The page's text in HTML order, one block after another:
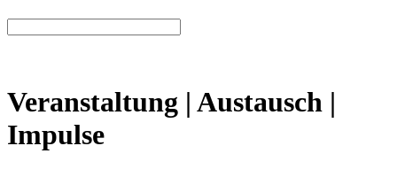
Veranstaltung | Austausch |
Impulse